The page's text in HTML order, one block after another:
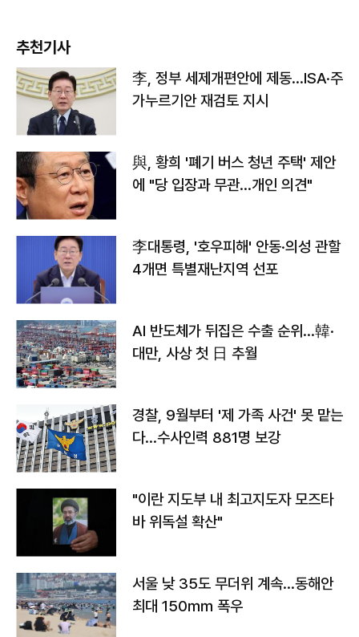
추천기사
李, 정부 세제개편안에 제동…ISA·주
가누르기안 재검토 지시
與, 황희 '폐기 버스 청년 주택' 제안
에 "당 입장과 무관…개인 의견"
李대통령, '호우피해' 안동·의성 관할
4개면 특별재난지역 선포
AI 반도체가 뒤집은 수출 순위…韓·
대만, 사상 첫 日 추월
경찰, 9월부터 '제 가족 사건' 못 맡는
다…수사인력 881명 보강
"이란 지도부 내 최고지도자 모즈타
바 위독설 확산"
서울 낮 35도 무더위 계속…동해안
최대 150㎜ 폭우